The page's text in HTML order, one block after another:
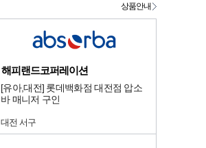
해피랜드코퍼레이션
[유아,대전] 롯데백화점 대전점 압소
바 매니저 구인
대전 서구
상품안내